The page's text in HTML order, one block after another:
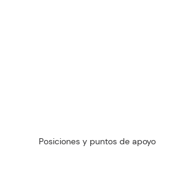
Posiciones y puntos de apoyo